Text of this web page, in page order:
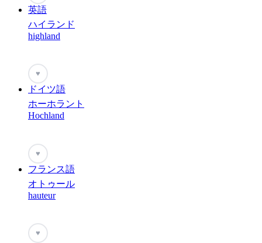
英語
ハイランド
highland
♥
ドイツ語
ホーホラント
Hochland
♥
フランス語
オトゥール
hauteur
♥